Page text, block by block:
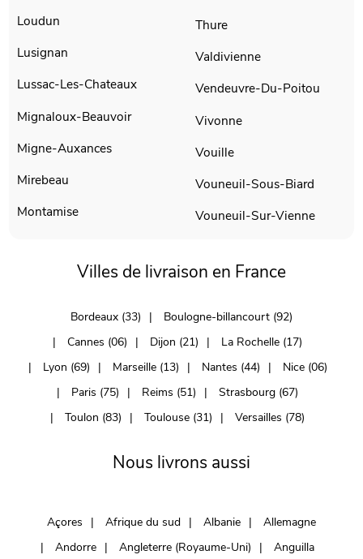
Loudun
Lusignan
Lussac-Les-Chateaux
Mignaloux-Beauvoir
Migne-Auxances
Mirebeau
Montamise
Thure
Valdivienne
Vendeuvre-Du-Poitou
Vivonne
Vouille
Vouneuil-Sous-Biard
Vouneuil-Sur-Vienne
Villes de livraison en France
Bordeaux (33)
Boulogne-billancourt (92)
Cannes (06)
Dijon (21)
La Rochelle (17)
Lyon (69)
Marseille (13) Nantes (44)
Nice (06)
Paris (75)
Reims (51)
Strasbourg (67)
Toulon (83)
Toulouse (31) Versailles (78)
Nous livrons aussi
Açores Afrique du sud Albanie
Allemagne
Andorre
Angleterre (Royaume-Uni)
Anguilla